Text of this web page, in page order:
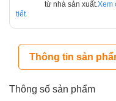
từ nhà sản xuất. Xem
tiết
Thông tin sản
Thông số sản phẩm